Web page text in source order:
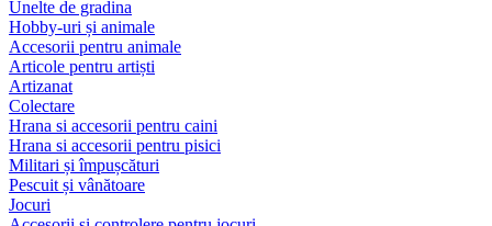
Unelte de gradina
Hobby-uri și animale
Accesorii pentru animale
Articole pentru artiști
Artizanat
Colectare
Hrana si accesorii pentru caini
Hrana si accesorii pentru pisici
Militari și împușcături
Pescuit și vânătoare
Jocuri